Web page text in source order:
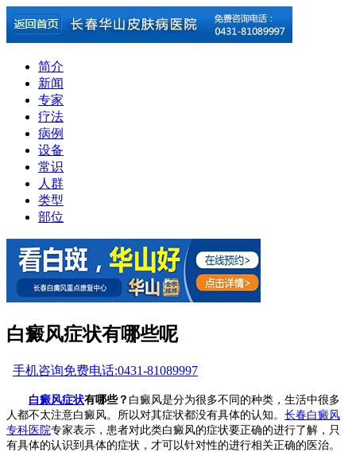
简介
新闻
专家
疗法
病例
设备
常识
人群
类型
部位
白癜风症状有哪些呢
手机咨询免费电话:0431-81089997
白癜风症状有哪些？ 白癜风是分为很多不同的种类，生活中很多
人都不太注意白癜风。所以对其症状都没有具体的认知。 长春白癜风
专科医院专家表示，患者对此类白癜风的症状要正确的进行了解，只
有具体的认识到具体的症状，才可以针对性的进行相关正确的医治。